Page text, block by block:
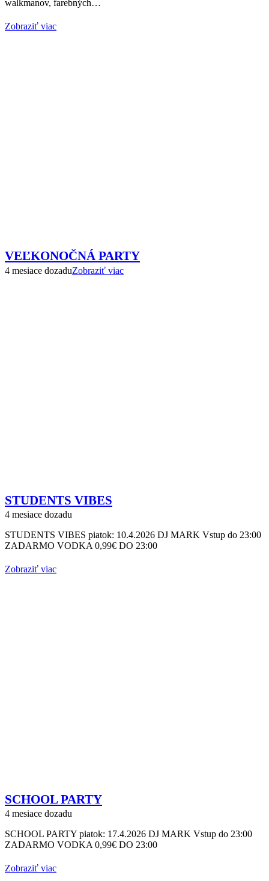
walkmanov, farebných…
Zobraziť viac
VEĽKONOČNÁ PARTY
4 mesiace dozaduZobraziť viac
STUDENTS VIBES
4 mesiace dozadu
STUDENTS VIBES piatok: 10.4.2026 DJ MARK Vstup do 23:00
ZADARMO VODKA 0,99€ DO 23:00
Zobraziť viac
SCHOOL PARTY
4 mesiace dozadu
SCHOOL PARTY piatok: 17.4.2026 DJ MARK Vstup do 23:00
ZADARMO VODKA 0,99€ DO 23:00
Zobraziť viac